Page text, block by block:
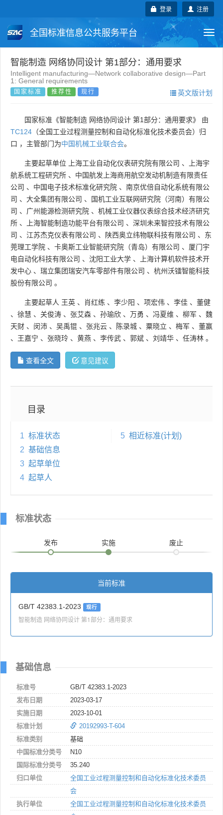
注册
登录
全国标准信息公共服务平台
国家标准 行业标准 地方标准
团体标准
智能制造 网络协同设计 第1部分：通用要求
Intelligent manufacturing—Network collaborative design—Part
1: General requirements
国家标准 推荐性 现行 英文版计划
国家标准《智能制造 网络协同设计 第1部分：通用要求》 由
TC124 （全国工业过程测量控制和自动化标准化技术委员会）归
口 ，主管部门为中国机械工业联合会。
主要起草单位 上海工业自动化仪表研究院有限公司 、
上海宇
航系统工程研究所 、 中国航发上海商用航空发动机制造有限责任
公司 、 中国电子技术标准化研究院 、 南京优倍自动化系统有限公
司 、 大全集团有限公司 、
国机工业互联网研究院（河南）有限公
司 、 广州能源检测研究院 、 机械工业仪器仪表综合技术经济研究
所 、 上海智能制造功能平台有限公司 、 深圳未来智控技术有限公
司 、 江苏杰克仪表有限公司 、 陕西奥立纬物联科技有限公司 、 东
莞理工学院 、 卡奥斯工业智能研究院（青岛）有限公司 、 厦门宇
电自动化科技有限公司 、 沈阳工业大学 、
上海计算机软件技术开
发中心 、 瑞立集团瑞安汽车零部件有限公司 、 杭州沃镭智能科技
股份有限公司 。
主要起草人 王英 、 肖红练 、 李少阳 、 项宏伟 、 李佳 、 董健
、 徐慧 、 关俊涛 、 张艾森 、 孙瑜欣 、 万勇 、 冯夏维 、 柳军 、 魏
天财 、 闵沛 、 吴禹锟 、 张兆云 、 陈录城 、 粟晓立 、 梅军 、 董赢
、 王嘉宁 、 张晓玲 、 黄燕 、 李传武 、 郭斌 、 刘靖华 、 任涛林 。
查看全文 意见建议
目录
1 标准状态
2 基础信息
3 起草单位
4 起草人
5 相近标准(计划)
标准状态
发布 实施 废止
当前标准
GB/T 42383.1-2023 现行
智能制造 网络协同设计 第1部分：通用要求
基础信息
标准号
GB/T 42383.1-2023
发布日期
2023-03-17
实施日期
2023-10-01
标准计划
20192993-T-604
标准类别
基础
中国标准分类号
N10
国际标准分类号
35.240
归口单位
全国工业过程测量控制和自动化标准化技术委员
会
执行单位
全国工业过程测量控制和自动化标准化技术委员